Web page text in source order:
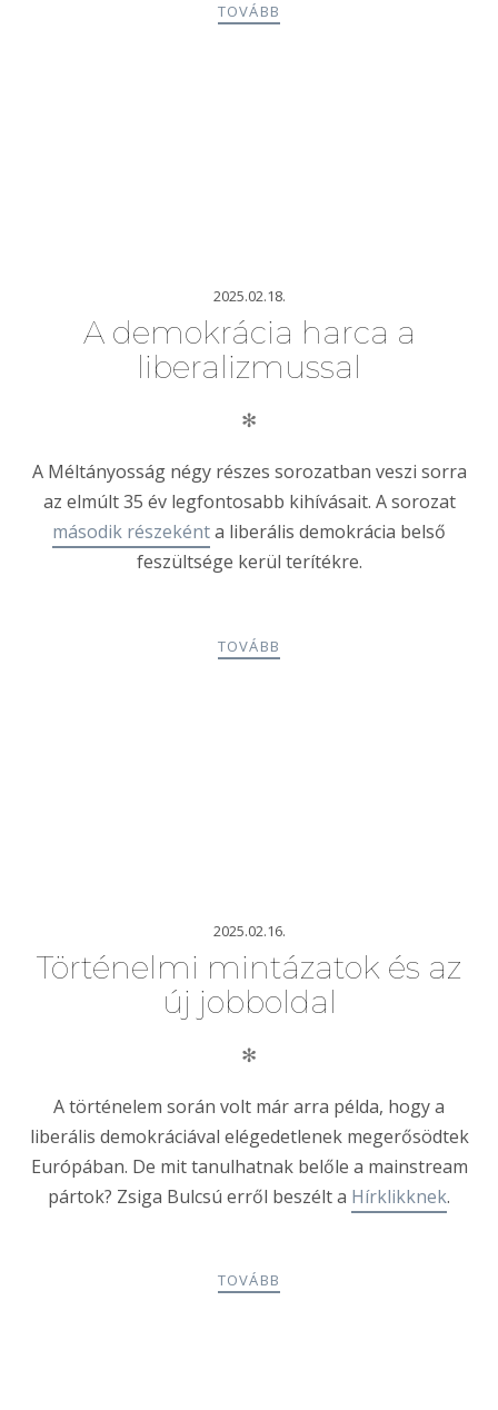
TOVÁBB
2025.02.18.
A demokrácia harca a
liberalizmussal
✻
A Méltányosság négy részes sorozatban veszi sorra
az elmúlt 35 év legfontosabb kihívásait. A sorozat
második részekénta liberális demokrácia belső
feszültsége kerül terítékre.
TOVÁBB
2025.02.16.
Történelmi mintázatok és az
új jobboldal
✻
A történelem során volt már arra példa, hogy a
liberális demokráciával elégedetlenek megerősödtek
Európában. De mit tanulhatnak belőle a mainstream
pártok? Zsiga Bulcsú erről beszélt a Hírklikknek.
TOVÁBB